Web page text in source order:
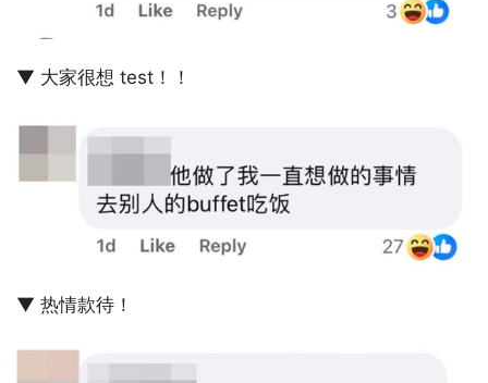
▼ 大家很想 test！！
▼ 热情款待！